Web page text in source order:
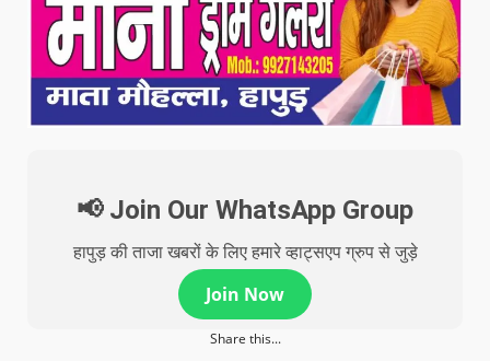
📢 Join Our WhatsApp Group
हापुड़ की ताजा खबरों के लिए हमारे व्हाट्सएप ग्रुप से जुड़े
Join Now
Share this...